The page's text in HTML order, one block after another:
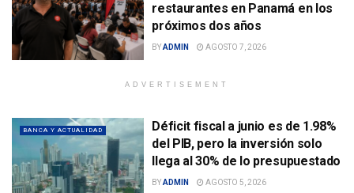
restaurantes en Panamá en los
próximos dos años
BYADMIN AGOSTO 7, 2026
ADVERTISEMENT
BANCA Y ACTUALIDAD
Déficit fiscal a junio es de 1.98%
del PIB, pero la inversión solo
llega al 30% de lo presupuestado
BYADMIN AGOSTO 5, 2026